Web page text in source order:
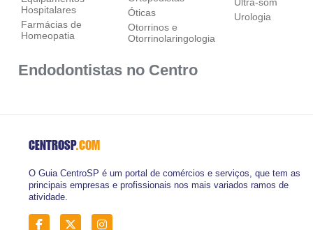
Hospitalares
Farmácias de
Homeopatia
Óticas
Otorrinos e
Otorrinolaringologia
Urologia
Endodontistas no Centro
CENTROSP.COM
O Guia CentroSP é um portal de comércios e serviços, que tem as
principais empresas e profissionais nos mais variados ramos de
atividade.